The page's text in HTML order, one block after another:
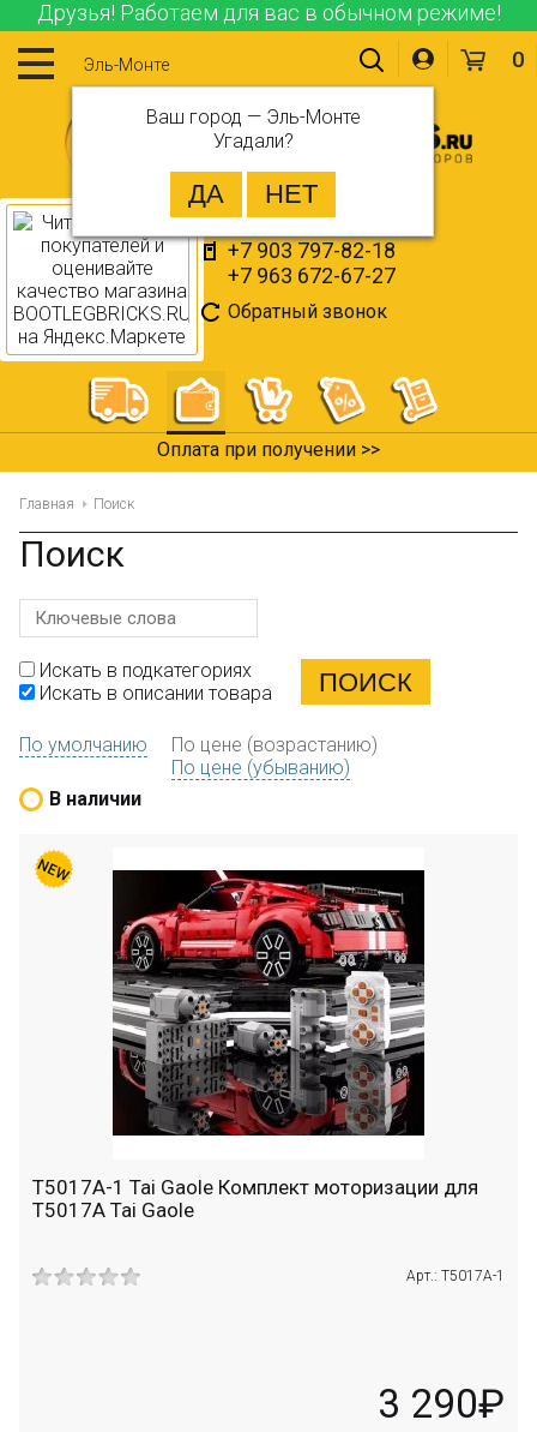
Друзья! Работаем для вас в обычном режиме!
Эль-Монте
Ваш город — Эль-Монте
Угадали?
+7 903 797-82-18
+7 963 672-67-27
Обратный звонок
0
Оплата при получении >>
Главная Поиск
Поиск
Искать в подкатегориях
Искать в описании товара
По умолчанию
По цене (возрастанию)
По цене (убыванию)
В наличии
T5017A-1 Tai Gaole Комплект моторизации для
T5017A Tai Gaole
Арт.: T5017A-1
3 290₽